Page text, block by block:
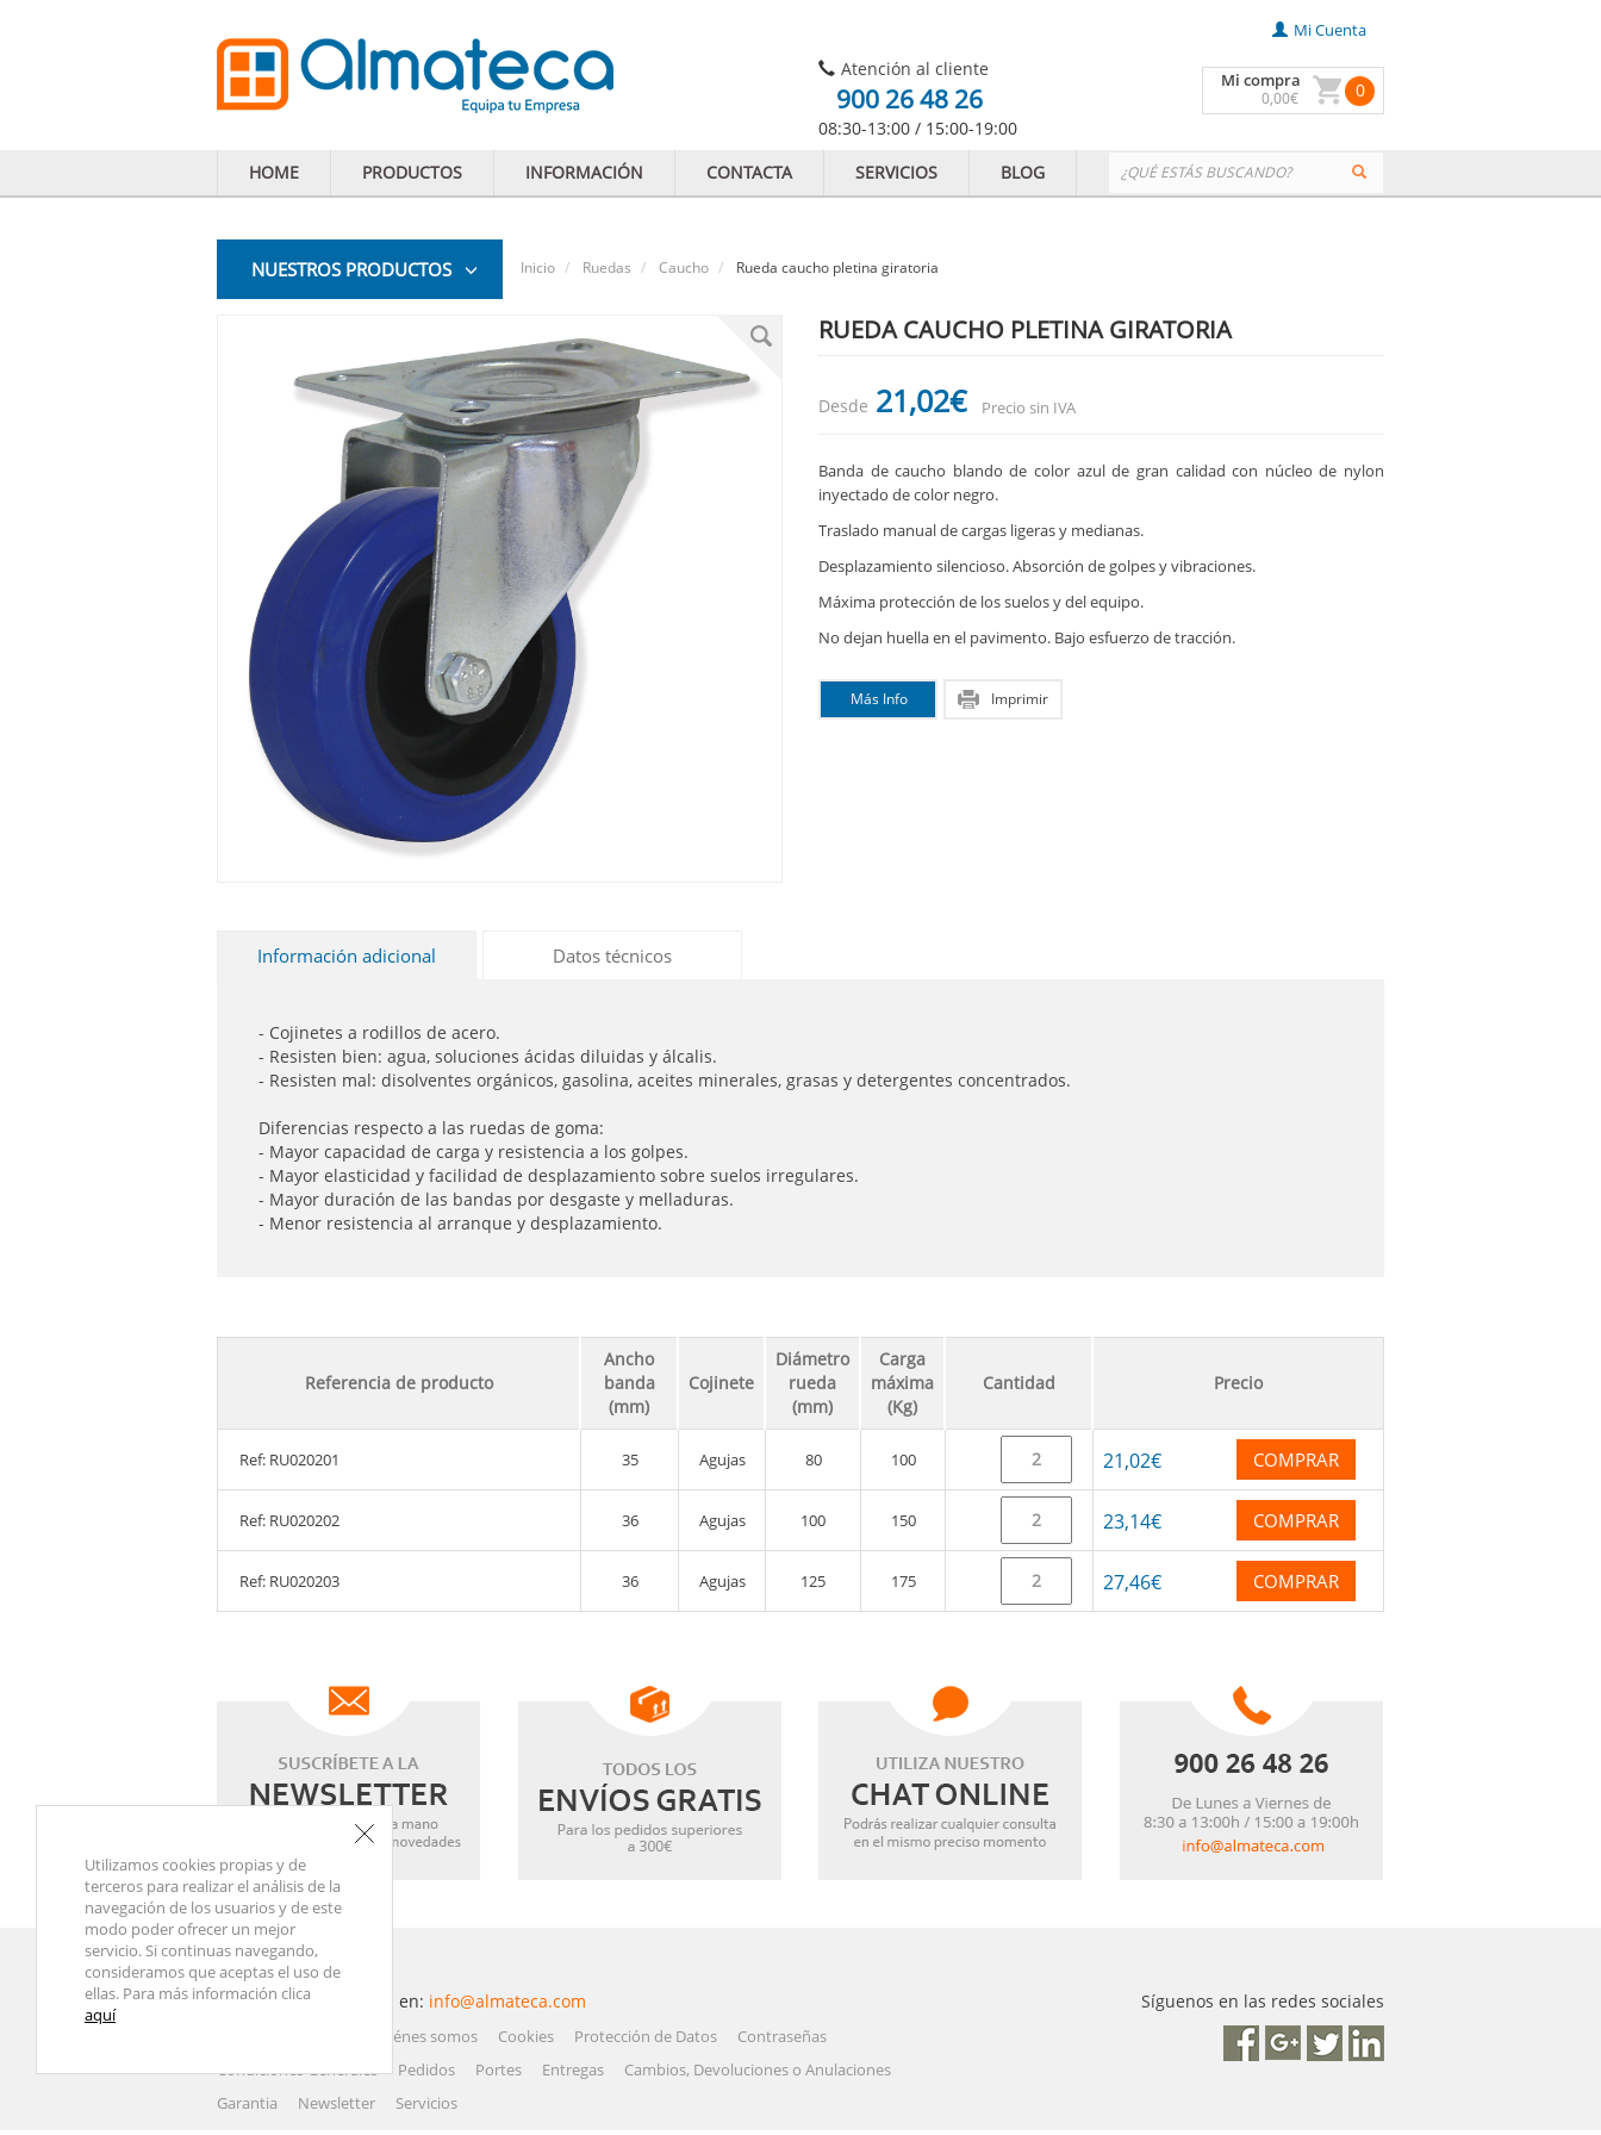
Atención al cliente
900 26 48 26
08:30-13:00 / 15:00-19:00
Mi Cuenta
Mi compra
0,00€ 0
HOME PRODUCTOS INFORMACIÓN CONTACTA SERVICIOS BLOG
NUESTROS PRODUCTOS Inicio Ruedas Caucho Rueda caucho pletina giratoria
RUEDA CAUCHO PLETINA GIRATORIA
Desde 21,02€ Precio sin IVA
Banda de caucho blando de color azul de gran calidad con núcleo de nylon
inyectado de color negro.
Traslado manual de cargas ligeras y medianas.
Desplazamiento silencioso. Absorción de golpes y vibraciones.
Máxima protección de los suelos y del equipo.
No dejan huella en el pavimento. Bajo esfuerzo de tracción.
Más Info Imprimir
Información adicional Datos técnicos
- Cojinetes a rodillos de acero.
- Resisten bien: agua, soluciones ácidas diluidas y álcalis.
- Resisten mal: disolventes orgánicos, gasolina, aceites minerales, grasas y detergentes concentrados.
Diferencias respecto a las ruedas de goma:
- Mayor capacidad de carga y resistencia a los golpes.
- Mayor elasticidad y facilidad de desplazamiento sobre suelos irregulares.
- Mayor duración de las bandas por desgaste y melladuras.
- Menor resistencia al arranque y desplazamiento.
Referencia de producto
Ancho
banda
(mm)
Cojinete
Diámetro
rueda
(mm)
Carga
máxima
(Kg)
Cantidad Precio
Ref: RU020201 35 Agujas 80 100 21,02€ COMPRAR
Ref: RU020202 36 Agujas 100 150 23,14€ COMPRAR
Ref: RU020203 36 Agujas 125 175 27,46€ COMPRAR
Contacta con nosotros en: info@almateca.com
Quiénes somos Cookies Protección de Datos
Contraseñas
Condiciones Generales
Pedidos Portes Entregas
Cambios, Devoluciones o Anulaciones
Garantia
Newsletter Servicios
Síguenos en las redes sociales
Utilizamos cookies propias y de
terceros para realizar el análisis de la
navegación de los usuarios y de este
modo poder ofrecer un mejor
servicio. Si continuas navegando,
consideramos que aceptas el uso de
ellas. Para más información clica
aquí